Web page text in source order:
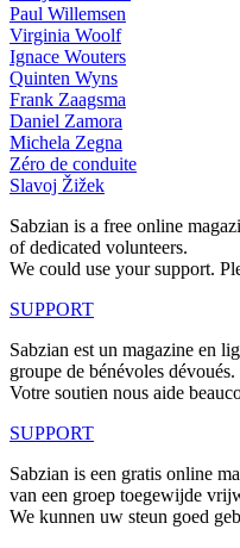
Paul Willemsen
Virginia Woolf
Ignace Wouters
Quinten Wyns
Frank Zaagsma
Daniel Zamora
Michela Zegna
Zéro de conduite
Slavoj Žižek
Sabzian is a free online
of dedicated volunteers.
We could use your support.
SUPPORT
Sabzian est un magazine en
groupe de bénévoles dévoués.
Votre soutien nous aide
SUPPORT
Sabzian is een gratis online
van een groep toegewijde
We kunnen uw steun goed